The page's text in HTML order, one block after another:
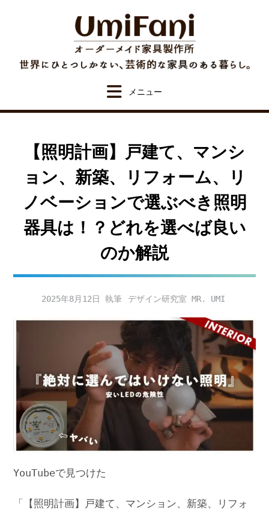
【照明計画】戸建て、マンシ
ョン、新築、リフォーム、リ
ノベーションで選ぶべき照明
器具は！？どれを選べば良い
のか解説
2025年8月12日 デザイン研究室 MR. UMI
YouTubeで見つけた
「【照明計画】戸建て、マンション、新築、リフォ